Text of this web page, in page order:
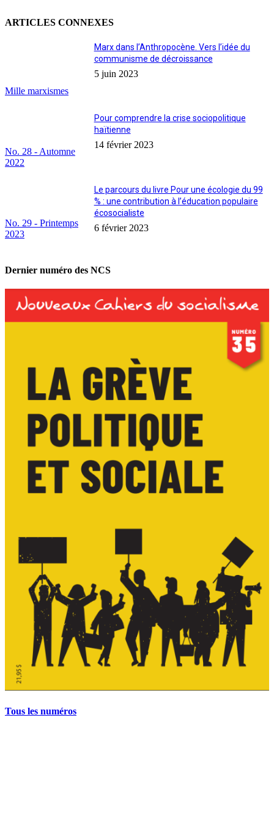
ARTICLES CONNEXES
Mille marxismes
Marx dans l’Anthropocène. Vers l’idée du
communisme de décroissance
5 juin 2023
No. 28 - Automne
2022
Pour comprendre la crise sociopolitique
haïtienne
14 février 2023
No. 29 - Printemps
2023
Le parcours du livre Pour une écologie du 99
% : une contribution à l’éducation populaire
écosocialiste
6 février 2023
Dernier numéro des NCS
Tous les numéros